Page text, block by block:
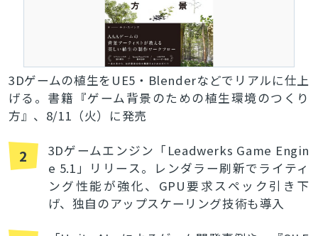
3Dゲームの植生をUE5・Blenderなどでリアルに仕上
げる。書籍『ゲーム背景のための植生環境のつくり
方』、8/11（火）に発売
2
3Dゲームエンジン「Leadwerks Game Engin
e 5.1」リリース。レンダラー刷新でライティ
ング性能が強化、GPU要求スペック引き下
げ、独自のアップスケーリング技術も導入